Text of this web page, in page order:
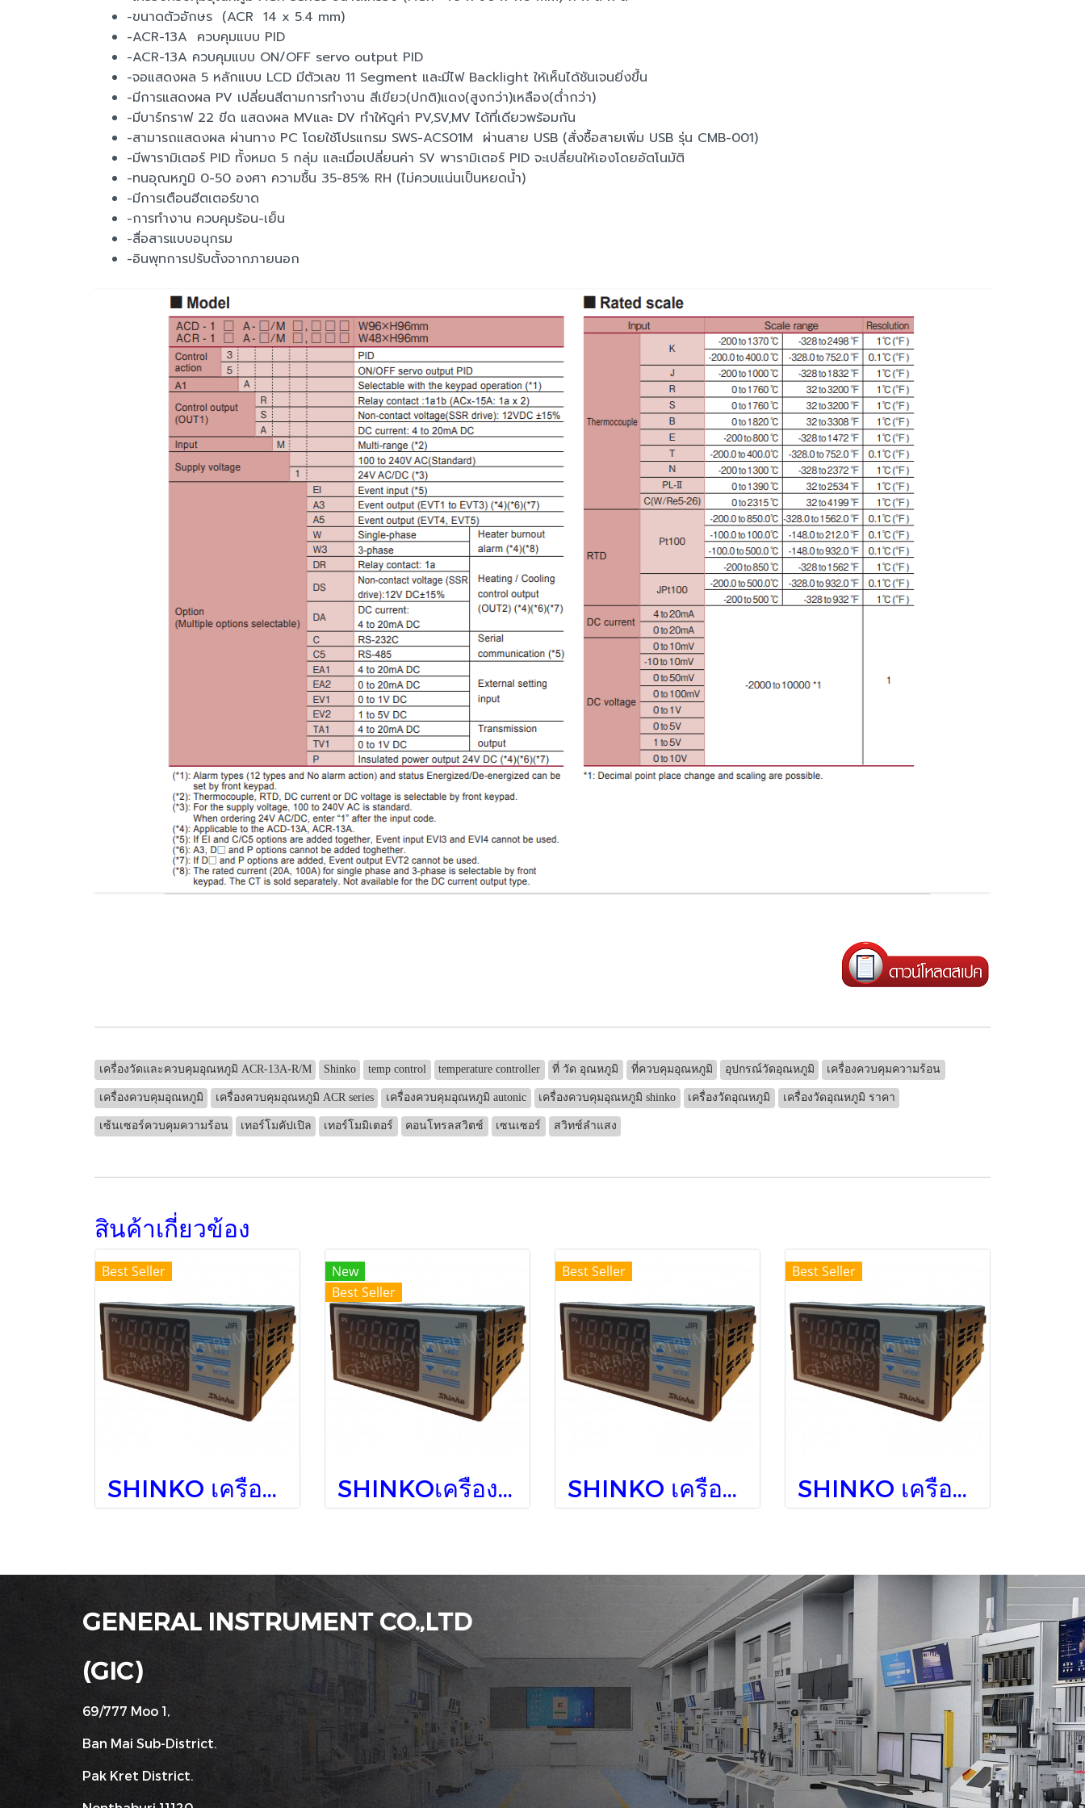
-ขนาดตัวอักษร (ACR 14 x 5.4 mm)
-ACR-13A ควบคุมแบบ PID
-ACR-13A ควบคุมแบบ ON/OFF servo output PID
-จอแสดงผล 5 หลักแบบ LCD มีตัวเลข 11 Segment และมีไฟ Backlight ให้เห็นได้ชันเจนยิ่งขึ้น
-มีการแสดงผล PV เปลี่ยนสีตามการทำงาน สีเขียว(ปกติ)แดง(สูงกว่า)เหลือง(ต่ำกว่า)
-มีบาร์กราฟ 22 ขีด แสดงผล MVและ DV ทำให้ดูค่า PV,SV,MV ได้ที่เดียวพร้อมกัน
-สามารถแสดงผล ผ่านทาง PC โดยใช้โปรแกรม SWS-ACS01M ผ่านสาย USB (สั่งซื้อสายเพิ่ม USB รุ่น CMB-001)
-มีพารามิเตอร์ PID ทั้งหมด 5 กลุ่ม และเมื่อเปลี่ยนค่า SV พารามิเตอร์ PID จะเปลี่ยนให้เองโดยอัตโนมัติ
-ทนอุณหภูมิ 0-50 องศา ความชื้น 35-85% RH (ไม่ควบแน่นเป็นหยดน้ำ)
-มีการเตือนฮีตเตอร์ขาด
-การทำงาน ควบคุมร้อน-เย็น
-สื่อสารแบบอนุกรม
-อินพุทการปรับตั้งจากภายนอก
เครื่องวัดและควบคุมอุณหภูมิ ACR-13A-R/M Shinko temp control temperature controller ที่ วัด อุณหภูมิ ที่ควบคุมอุณหภูมิ อุปกรณ์วัดอุณหภูมิ เครื่องควบคุมความร้อน
เครื่องควบคุมอุณหภูมิ เครื่องควบคุมอุณหภูมิ ACR series เครื่องควบคุมอุณหภูมิ autonic เครื่องควบคุมอุณหภูมิ shinko เครื่องวัดอุณหภูมิ เครื่องวัดอุณหภูมิ ราคา
เซ้นเซอร์ควบคุมความร้อน เทอร์โมคัปเปิล เทอร์โมมิเตอร์ คอนโทรลสวิตช์ เซนเซอร์ สวิทช์ลำแสง
สินค้าเกี่ยวข้อง
Best Seller
SHINKO เครื่องวัดอุณหภูมิติดแผง JIR-301-M, BK,TA (5 Digits)
New
Best Seller
SHINKOเครื่องวัดอุณหภูมิ/ติดแผง JIR-301-M, BK, P24
Best Seller
SHINKO เครื่องวัดอุณหภูมิติดแผง JIR-301-M, BK
Best Seller
SHINKO เครื่องวัดอุณหภูมิติดแผง JIR-301-M, 1, BK, TA(0-20)
GENERAL INSTRUMENT CO.,LTD
(GIC)
69/777 Moo 1,
Ban Mai Sub-District.
Pak Kret District.